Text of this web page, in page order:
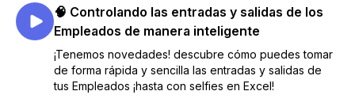
🧠 Controlando las entradas y salidas de los
Empleados de manera inteligente
¡Tenemos novedades! descubre cómo puedes tomar
de forma rápida y sencilla las entradas y salidas de
tus Empleados ¡hasta con selfies en Excel!